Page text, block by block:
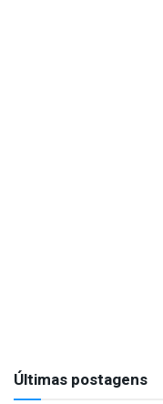
Últimas postagens